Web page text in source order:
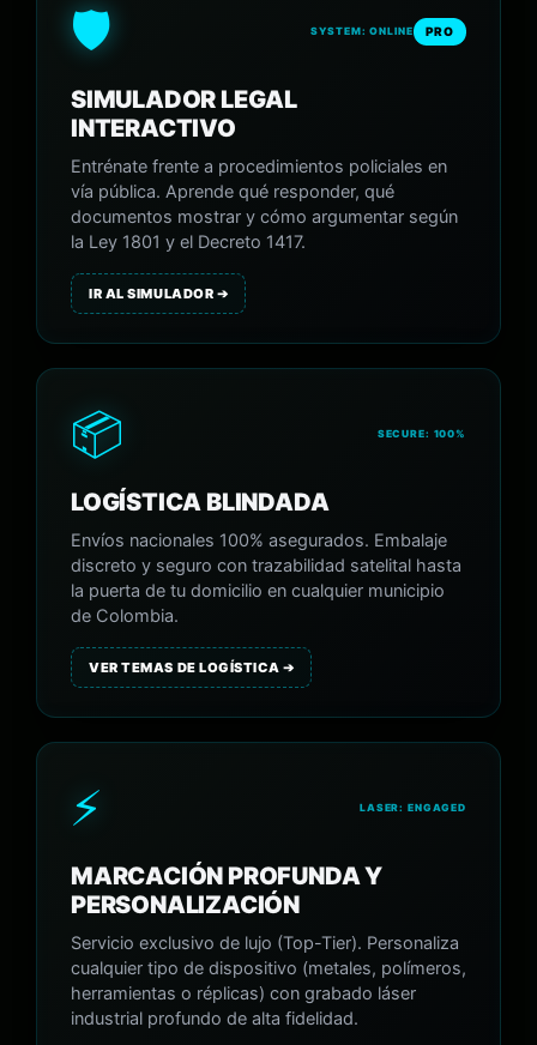
🛡️ SYSTEM: ONLINE PRO
SIMULADOR LEGAL
INTERACTIVO
Entrénate frente a procedimientos policiales en
vía pública. Aprende qué responder, qué
documentos mostrar y cómo argumentar según
la Ley 1801 y el Decreto 1417.
IR AL SIMULADOR ➔
📦 SECURE: 100%
LOGÍSTICA BLINDADA
Envíos nacionales 100% asegurados. Embalaje
discreto y seguro con trazabilidad satelital hasta
la puerta de tu domicilio en cualquier municipio
de Colombia.
VER TEMAS DE LOGÍSTICA ➔
⚡ LASER: ENGAGED
MARCACIÓN PROFUNDA Y
PERSONALIZACIÓN
Servicio exclusivo de lujo (Top-Tier). Personaliza
cualquier tipo de dispositivo (metales, polímeros,
herramientas o réplicas) con grabado láser
industrial profundo de alta fidelidad.